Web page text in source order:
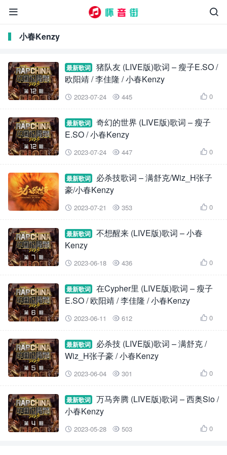


小春Kenzy
最新歌词
猪队友 (LIVE版)歌词 – 瘦子E.SO /
欧阳靖 / 李佳隆 / 小春Kenzy
 2023-07-24  445  0
最新歌词
奇幻的世界 (LIVE版)歌词 – 瘦子
E.SO / 小春Kenzy
 2023-07-24  447  0
最新歌词
必杀技歌词 – 满舒克/Wiz_H张子
豪/小春Kenzy
 2023-07-21  353  0
最新歌词
不想醒来 (LIVE版)歌词 – 小春
Kenzy
 2023-06-18  436  0
最新歌词
在Cypher里 (LIVE版)歌词 – 瘦子
E.SO / 欧阳靖 / 李佳隆 / 小春Kenzy
 2023-06-11  612  0
最新歌词
必杀技 (LIVE版)歌词 – 满舒克 /
Wiz_H张子豪 / 小春Kenzy
 2023-06-04  301  0
最新歌词
万马奔腾 (LIVE版)歌词 – 西奥Sio /
小春Kenzy
 2023-05-28  503  0